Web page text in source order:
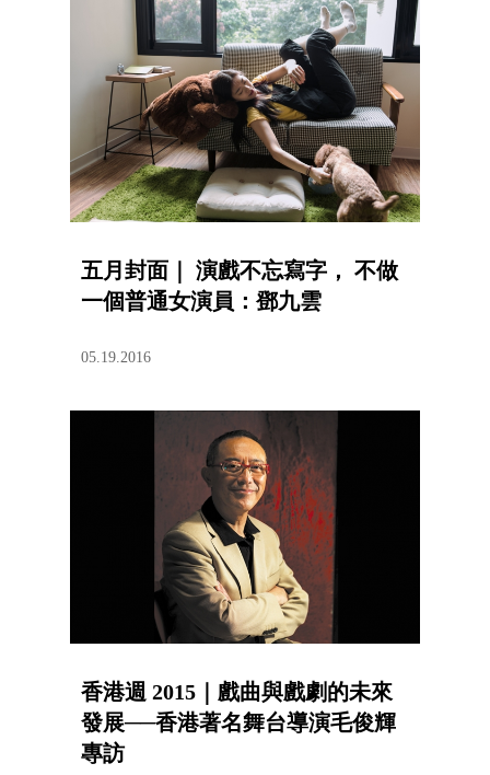
五月封面｜ 演戲不忘寫字， 不做
一個普通女演員：鄧九雲
05.19.2016
香港週 2015｜戲曲與戲劇的未來
發展──香港著名舞台導演毛俊輝
專訪